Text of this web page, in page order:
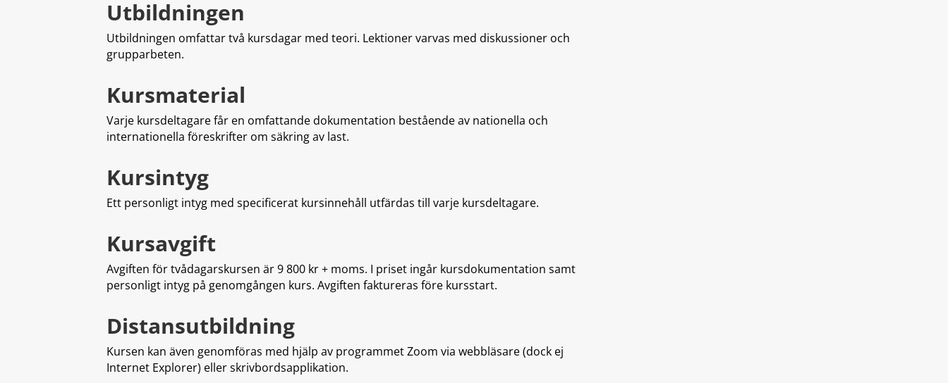
Utbildningen
Utbildningen omfattar två kursdagar med teori. Lektioner varvas med diskussioner och
grupparbeten.
Kursmaterial
Varje kursdeltagare får en omfattande dokumentation bestående av nationella och
internationella föreskrifter om säkring av last.
Kursintyg
Ett personligt intyg med specificerat kursinnehåll utfärdas till varje kursdeltagare.
Kursavgift
Avgiften för tvådagarskursen är 9 800 kr + moms. I priset ingår kursdokumentation samt
personligt intyg på genomgången kurs. Avgiften faktureras före kursstart.
Distansutbildning
Kursen kan även genomföras med hjälp av programmet Zoom via webbläsare (dock ej
Internet Explorer) eller skrivbordsapplikation.